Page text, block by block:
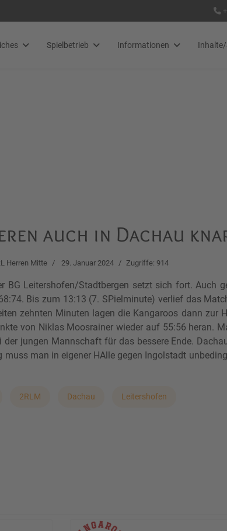
Spielbetrieb Informationen Inhalte/
auch in Dachau
Herren Mitte 29. Januar 2024 Zugriffe: 914
BG Leitershofen/Stadtbergen setzt sich fort. Auch
Bis zum 13:13 (7. SPielminute) verlief das
zehnten Minuten lagen die Kangaroos dann
von Niklas Moosrainer wieder auf 55:56 heran.
der jungen Mannschaft für das bessere Ende.
man in eigener HAlle gegen Ingolstadt
2RLM Dachau Leitershofen